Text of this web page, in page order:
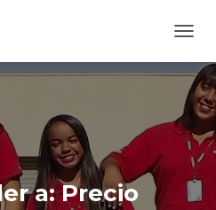
L
T
E
R
N
A
N
A
a: Precio